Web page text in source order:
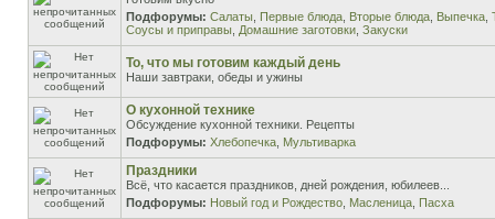
Подфорумы: Салаты Первые блюда Вторые блюда Выпечка
Соусы и приправы Домашние заготовки Закуски
То, что мы готовим каждый день
Наши завтраки, обеды и ужины
О кухонной технике
Обсуждение кухонной техники. Рецепты
Подфорумы: Хлебопечка Мультиварка
Праздники
Всё, что касается праздников, дней рождения, юбилеев...
Подфорумы: Новый год и Рождество Масленица Пасха